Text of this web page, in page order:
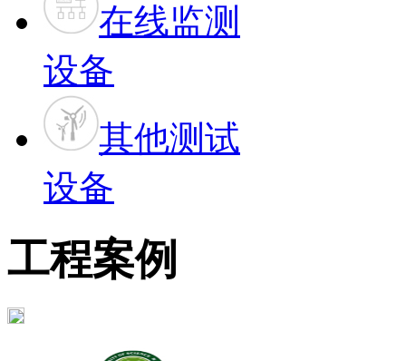
在线监测
设备
其他测试
设备
工程案例